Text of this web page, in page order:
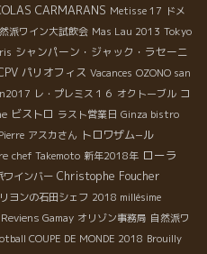
CARMARANS Metisse 17 ドメ
派ワイン大試飲会 Mas Lau 2013 Tokyo
シャンパーン・ジャック・ラセーニ
パリオフィス Vacances OZONO san
レ・プレミス１６ オクトーブル コ
ビストロ ラスト営業日 Ginza bistro
Pierre アスカさん トロワザム−ル
chef Takemoto 新年2018年 ローラ
ワインバー Christophe Foucher
リヨンの石田シェフ 2018 millésime
Reviens Gamay オリゾン事務局 自然派ワ
COUPE DE MONDE 2018 Brouilly